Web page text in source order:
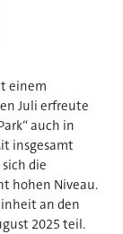
einem
Juli erfreute
auch in
insgesamt
die
hohen Niveau.
an den
2025 teil.